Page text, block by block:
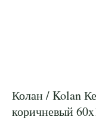
Колан / Kolan
коричневый